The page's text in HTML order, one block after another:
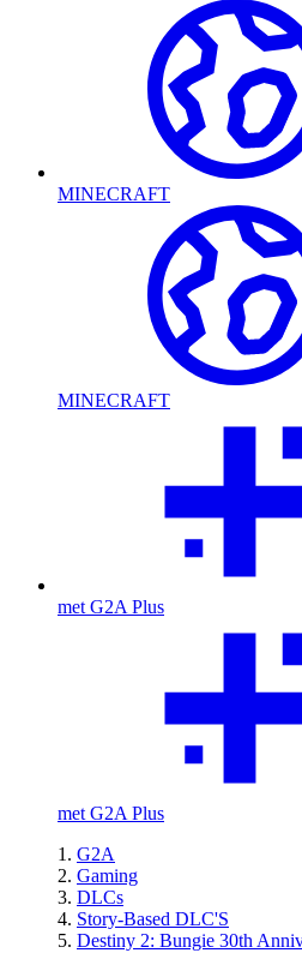
MINECRAFT
MINECRAFT
met G2A Plus
met G2A Plus
G2A
Gaming
DLCs
Story-Based DLC'S
Destiny 2: Bungie 30th